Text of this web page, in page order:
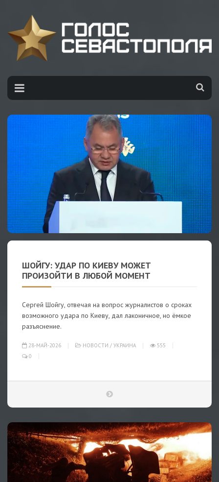
ШОЙГУ: УДАР ПО КИЕВУ МОЖЕТ
ПРОИЗОЙТИ В ЛЮБОЙ МОМЕНТ
Сергей Шойгу, отвечая на вопрос журналистов о сроках
возможного удара по Киеву, дал лаконичное, но ёмкое
разъяснение.
28-МАЙ-2026 НОВОСТИ / УКРАИНА
555
0